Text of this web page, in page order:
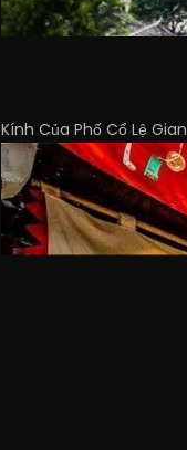
Của Phố Cổ Lệ